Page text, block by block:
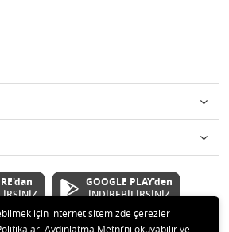
GOOGLE PLAY'den
İNDİREBİLİRSİNİZ
için internet sitemizde çerezler
Aydınlatma Metni’ni okuyabilir ve